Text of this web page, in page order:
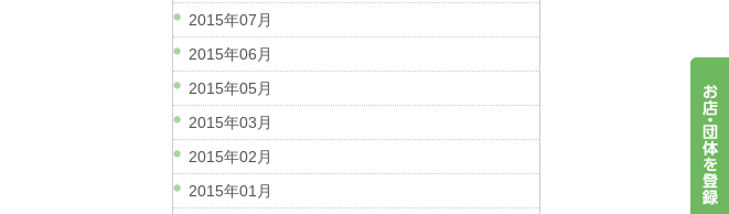
2015年07月
2015年06月
2015年05月
2015年03月
2015年02月
2015年01月